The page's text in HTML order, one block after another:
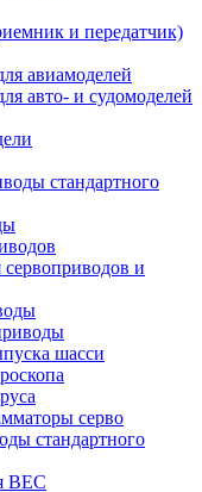
и передатчик)
авиамоделей
авто- и судомоделей
стандартного
и
шасси
серво
стандартного
BEC